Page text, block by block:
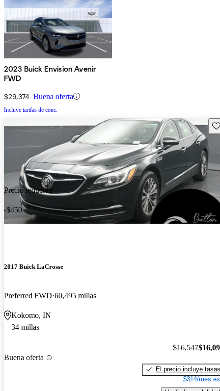
2023 Buick Envision Avenir
FWD
$29,374 Buena oferta
Incluye tarifas de conc.
Precio reducido
-$450
2017 Buick LaCrosse
Preferred FWD 60,495 millas
Kokomo, IN
34 millas
Buena oferta
$16,547
El precio incluye tasas
$314/mes